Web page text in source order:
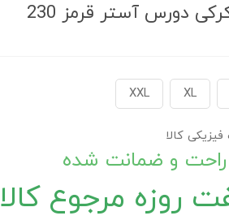
دورس آستر قرمز 230
XL
XXL
کالا
راحت و ضمانت شده
روزه مرجوع کالا